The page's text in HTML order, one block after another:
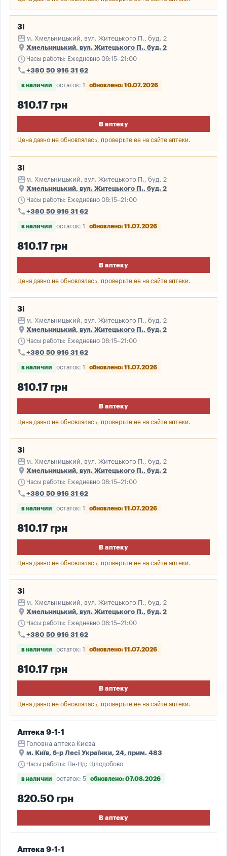
3і
storefront м. Хмельницький, вул. Житецького П., буд. 2
place Хмельницький, вул. Житецького П., буд. 2
scheduleЧасы работы: Ежедневно 08:15–21:00
call +380 50 916 31 62
в наличии остаток: 1 обновлено: 10.07.2026
810.17 грн
В аптеку
Цена давно не обновлялась, проверьте ее на сайте аптеки.
3і
storefront м. Хмельницький, вул. Житецького П., буд. 2
place Хмельницький, вул. Житецького П., буд. 2
scheduleЧасы работы: Ежедневно 08:15–21:00
call +380 50 916 31 62
в наличии остаток: 1 обновлено: 11.07.2026
810.17 грн
В аптеку
Цена давно не обновлялась, проверьте ее на сайте аптеки.
3і
storefront м. Хмельницький, вул. Житецького П., буд. 2
place Хмельницький, вул. Житецького П., буд. 2
scheduleЧасы работы: Ежедневно 08:15–21:00
call +380 50 916 31 62
в наличии остаток: 1 обновлено: 11.07.2026
810.17 грн
В аптеку
Цена давно не обновлялась, проверьте ее на сайте аптеки.
3і
storefront м. Хмельницький, вул. Житецького П., буд. 2
place Хмельницький, вул. Житецького П., буд. 2
scheduleЧасы работы: Ежедневно 08:15–21:00
call +380 50 916 31 62
в наличии остаток: 1 обновлено: 11.07.2026
810.17 грн
В аптеку
Цена давно не обновлялась, проверьте ее на сайте аптеки.
3і
storefront м. Хмельницький, вул. Житецького П., буд. 2
place Хмельницький, вул. Житецького П., буд. 2
scheduleЧасы работы: Ежедневно 08:15–21:00
call +380 50 916 31 62
в наличии остаток: 1 обновлено: 11.07.2026
810.17 грн
В аптеку
Цена давно не обновлялась, проверьте ее на сайте аптеки.
Аптека 9-1-1
storefront Головна аптека Києва
place м. Київ, б-р Лесі Українки, 24, прим. 483
scheduleЧасы работы: Пн-Нд: Цілодобово
в наличии остаток: 5 обновлено: 07.08.2026
820.50 грн
В аптеку
Аптека 9-1-1